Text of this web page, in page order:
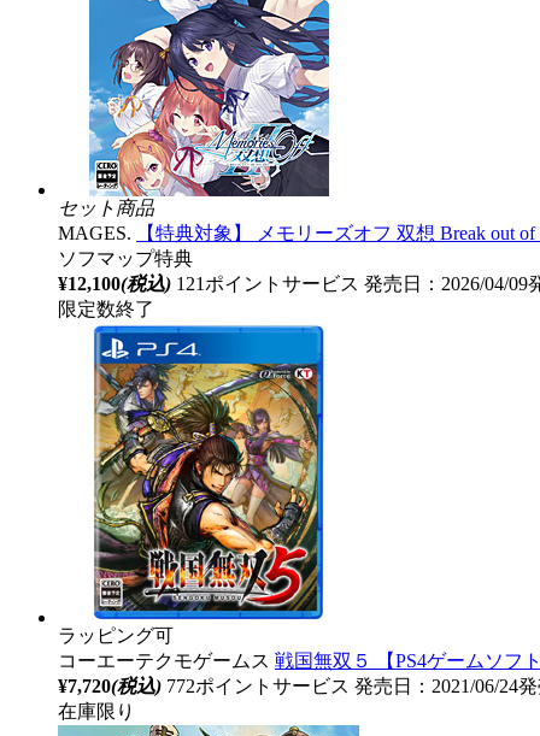
セット商品
MAGES.
【特典対象】 メモリーズオフ 双想 Break out
ソフマップ特典
¥12,100(税込) 121ポイントサービス 発売日：2026/04/09
限定数終了
ラッピング可
コーエーテクモゲームス 戦国無双５ 【PS4ゲームソフト
¥7,720(税込) 772ポイントサービス 発売日：2021/06/24
在庫限り